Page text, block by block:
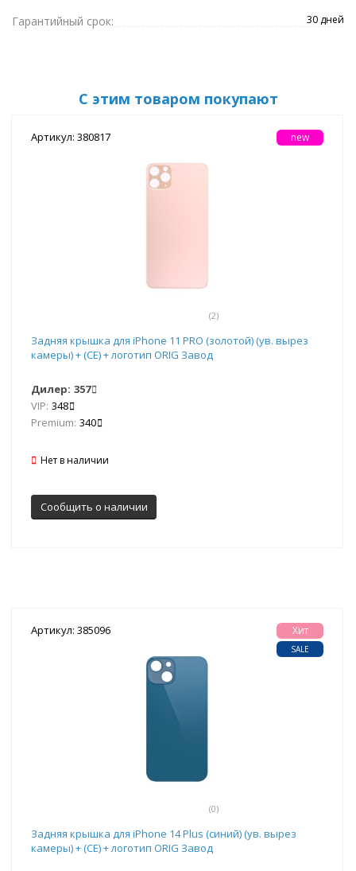
Гарантийный срок: 30 дней
С этим товаром покупают
Артикул: 380817
(2)
new
Задняя крышка для iPhone 11 PRO (золотой) (ув. вырез
камеры) + (СЕ) + логотип ORIG Завод
Дилер: 357
VIP: 348
Premium: 340
Нет в наличии
Сообщить о наличии
Артикул: 385096
(0)
Хит
SALE
Задняя крышка для iPhone 14 Plus (синий) (ув. вырез
камеры) + (СЕ) + логотип ORIG Завод